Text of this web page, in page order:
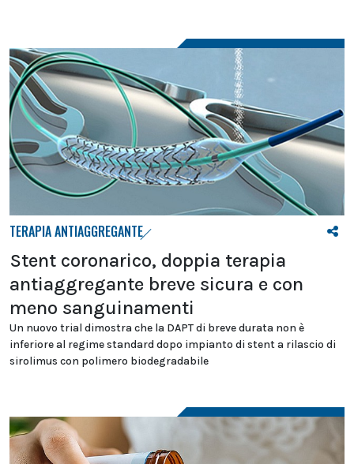
TERAPIA ANTIAGGREGANTE
Stent coronarico, doppia terapia
antiaggregante breve sicura e con
meno sanguinamenti
Un nuovo trial dimostra che la DAPT di breve durata non è
inferiore al regime standard dopo impianto di stent a rilascio di
sirolimus con polimero biodegradabile